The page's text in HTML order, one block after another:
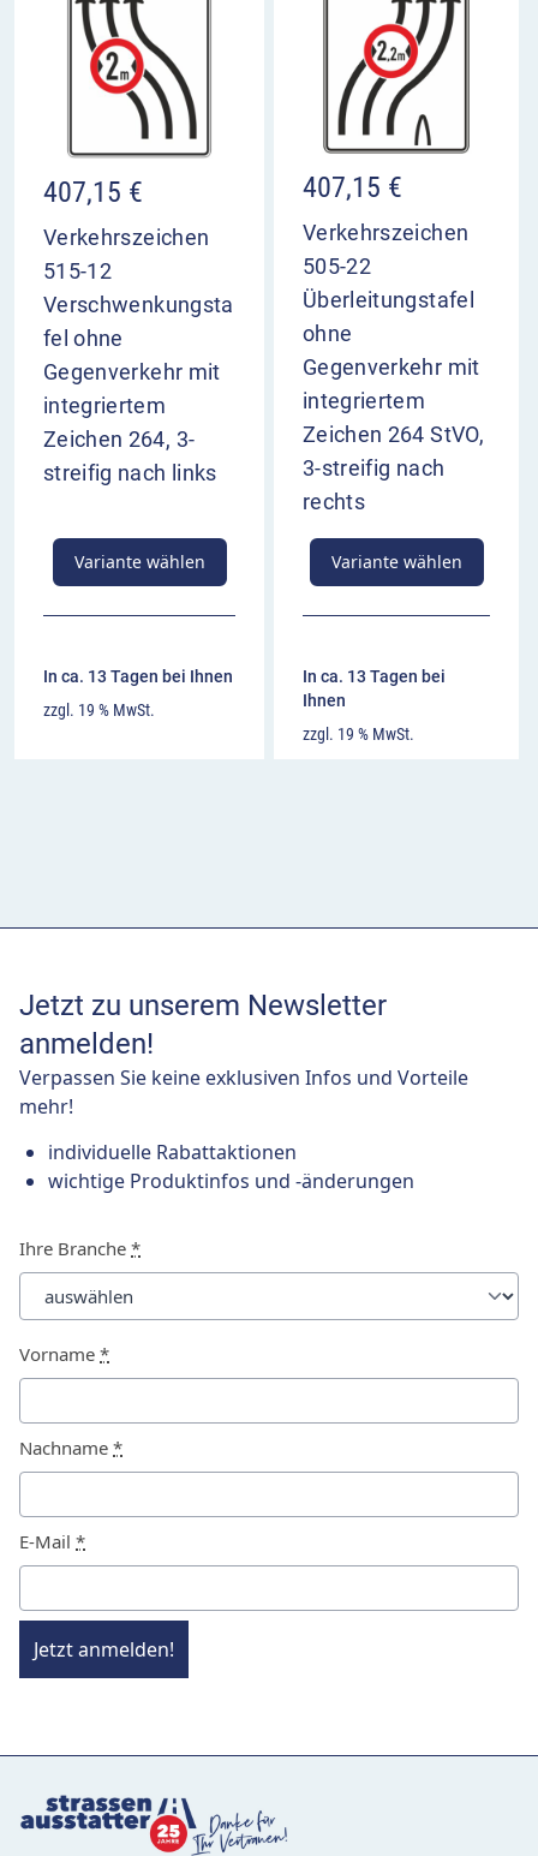
407,15 €
Verkehrszeichen
515-12
Verschwenkungsta
fel ohne
Gegenverkehr mit
integriertem
Zeichen 264, 3-
streifig nach links
Variante wählen
In ca. 13 Tagen bei Ihnen
zzgl. 19 % MwSt.
407,15 €
Verkehrszeichen
505-22
Überleitungstafel
ohne
Gegenverkehr mit
integriertem
Zeichen 264 StVO,
3-streifig nach
rechts
Variante wählen
In ca. 13 Tagen bei
Ihnen
zzgl. 19 % MwSt.
Jetzt zu unserem Newsletter
anmelden!
Verpassen Sie keine exklusiven Infos und Vorteile
mehr!
individuelle Rabattaktionen
wichtige Produktinfos und -änderungen
Ihre Branche *
Vorname *
Nachname *
E-Mail *
Jetzt anmelden!